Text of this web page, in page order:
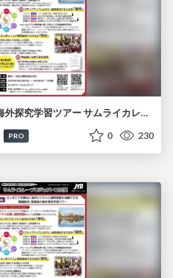
春休み特別企画 海外探究学習ツアー サムライカレープロジェクト11日間 ツアーパンフ
PRO 0 230